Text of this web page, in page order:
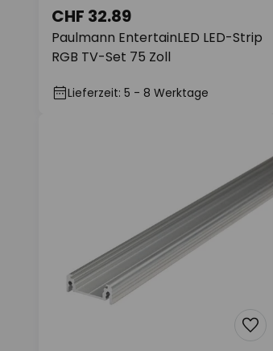
Paulmann EntertainLED LED-Strip
RGB TV-Set 75 Zoll
CHF 32.89
Lieferzeit: 5 - 8 Werktage